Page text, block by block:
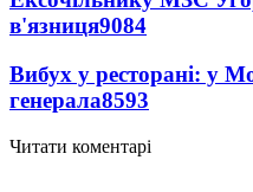
в'язниця9084
Вибух у ресторані: у
генерала8593
Читати коментарі